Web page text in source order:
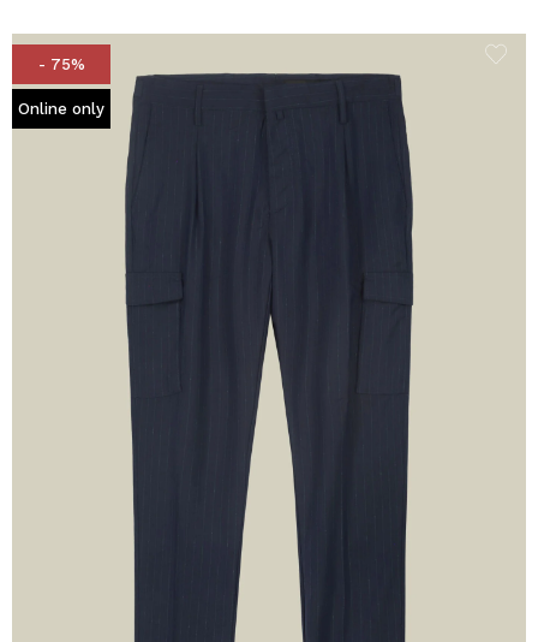
- 75%
Online only